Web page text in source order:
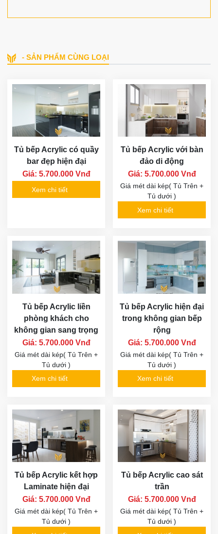
- SẢN PHẨM CÙNG LOẠI
Tủ bếp Acrylic có quầy
bar đẹp hiện đại
Giá: 5.700.000 Vnđ
Xem chi tiết
Tủ bếp Acrylic với bàn
đảo di động
Giá: 5.700.000 Vnđ
Giá mét dài kép( Tủ Trên +
Tủ dưới )
Xem chi tiết
Tủ bếp Acrylic liền
phòng khách cho
không gian sang trọng
Giá: 5.700.000 Vnđ
Giá mét dài kép( Tủ Trên +
Tủ dưới )
Xem chi tiết
Tủ bếp Acrylic hiện đại
trong không gian bếp
rộng
Giá: 5.700.000 Vnđ
Giá mét dài kép( Tủ Trên +
Tủ dưới )
Xem chi tiết
Tủ bếp Acrylic kết hợp
Laminate hiện đại
Giá: 5.700.000 Vnđ
Giá mét dài kép( Tủ Trên +
Tủ dưới )
Tủ bếp Acrylic cao sát
trần
Giá: 5.700.000 Vnđ
Giá mét dài kép( Tủ Trên +
Tủ dưới )